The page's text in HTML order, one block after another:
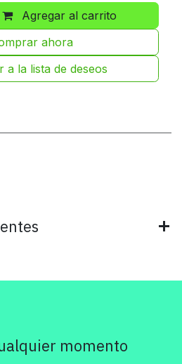
Agregar al carrito
ahora
a la lista de deseos
momento